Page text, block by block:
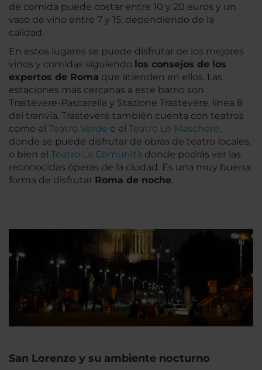
de comida puede costar entre 10 y 20 euros y un
vaso de vino entre 7 y 15, dependiendo de la
calidad.
En estos lugares se puede disfrutar de los mejores
vinos y comidas siguiendo los consejos de los
expertos de Roma que atienden en ellos. Las
estaciones más cercanas a este barrio son
Trastevere-Pascarella y Stazione Trastevere, línea 8
del tranvía. Trastevere también cuenta con teatros
como el Teatro Verde o el Teatro Le Maschere,
donde se puede disfrutar de obras de teatro locales,
o bien el Teatro La Comunità donde podrás ver las
reconocidas óperas de la ciudad. Es una muy buena
forma de disfrutar Roma de noche.
San Lorenzo y su ambiente nocturno